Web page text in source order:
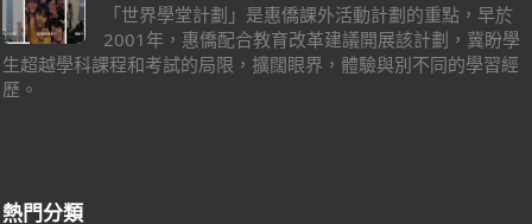
「世界學堂計劃」是惠僑課外活動計劃的重點，早於
2001年，惠僑配合教育改革建議開展該計劃，冀盼學
生超越學科課程和考試的局限，擴闊眼界，體驗與別不同的學習經
歷。
熱門分類